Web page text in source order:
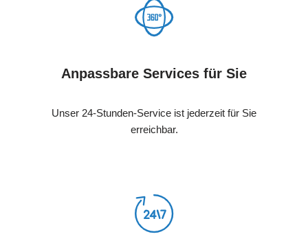
Anpassbare Services für Sie
Unser 24-Stunden-Service ist jederzeit für Sie
erreichbar.